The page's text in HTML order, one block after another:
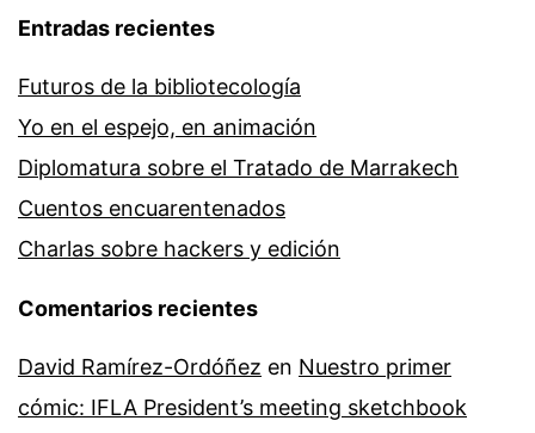
Entradas recientes
Futuros de la bibliotecología
Yo en el espejo, en animación
Diplomatura sobre el Tratado de Marrakech
Cuentos encuarentenados
Charlas sobre hackers y edición
Comentarios recientes
David Ramírez-Ordóñez en Nuestro primer
cómic: IFLA President’s meeting sketchbook